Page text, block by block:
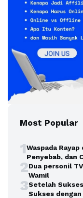
Most Popular
1Waspada
Penyebab, dan
2Dua personil
Wamil
3Setelah
Sukses